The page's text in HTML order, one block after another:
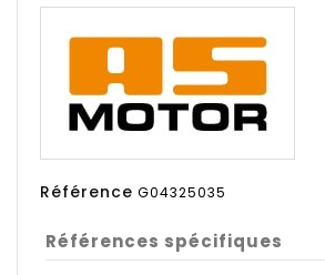
Référence G04325035
Références spécifiques